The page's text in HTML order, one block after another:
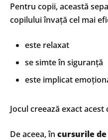
Pentru copii, această
copilului învață cel mai
este relaxat
se simte în siguranță
este implicat
Jocul creează exact
De aceea, în cursurile